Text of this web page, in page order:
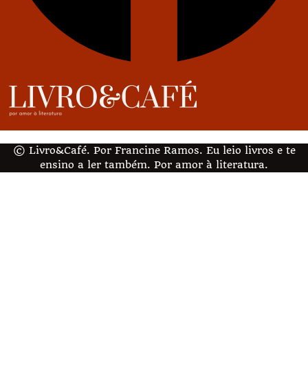
© Livro&Café. Por Francine Ramos. Eu leio livros e te
ensino a ler também. Por amor à literatura.